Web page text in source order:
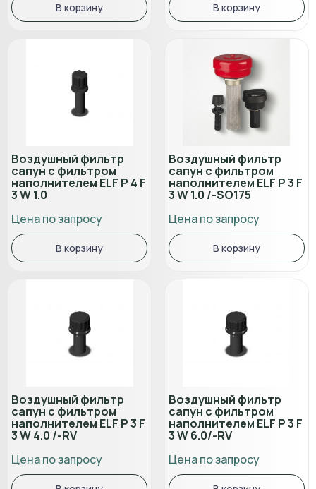
В корзину В корзину
Воздушный фильтр
сапун с фильтром
наполнителем ELF P 4 F
3 W 1.0
Цена по запросу
В корзину
Воздушный фильтр
сапун с фильтром
наполнителем ELF P 3 F
3 W 1.0 /-SO175
Цена по запросу
В корзину
Воздушный фильтр
сапун с фильтром
наполнителем ELF P 3 F
3 W 4.0 /-RV
Цена по запросу
Воздушный фильтр
сапун с фильтром
наполнителем ELF P 3 F
3 W 6.0/-RV
Цена по запросу